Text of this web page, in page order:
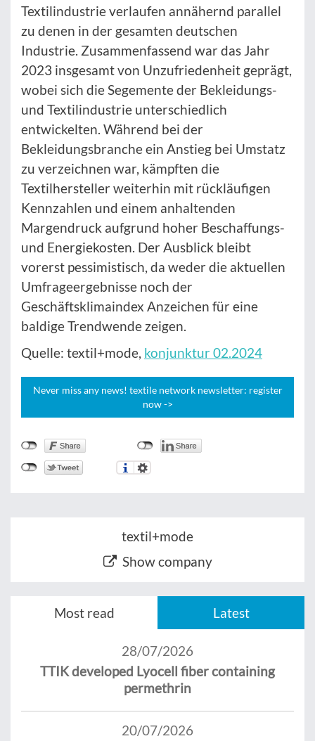
Textilindustrie verlaufen annähernd parallel
zu denen in der gesamten deutschen
Industrie. Zusammenfassend war das Jahr
2023 insgesamt von Unzufriedenheit geprägt,
wobei sich die Segemente der Bekleidungs-
und Textilindustrie unterschiedlich
entwickelten. Während bei der
Bekleidungsbranche ein Anstieg bei Umstatz
zu verzeichnen war, kämpften die
Textilhersteller weiterhin mit rückläufigen
Kennzahlen und einem anhaltenden
Margendruck aufgrund hoher Beschaffungs-
und Energiekosten. Der Ausblick bleibt
vorerst pessimistisch, da weder die aktuellen
Umfrageergebnisse noch der
Geschäftsklimaindex Anzeichen für eine
baldige Trendwende zeigen.
Quelle: textil+mode, konjunktur 02.2024
Never miss any news! textile network newsletter: register
now ->
textil+mode
Show company
Most read Latest
28/07/2026
TTIK developed Lyocell fiber containing
permethrin
20/07/2026